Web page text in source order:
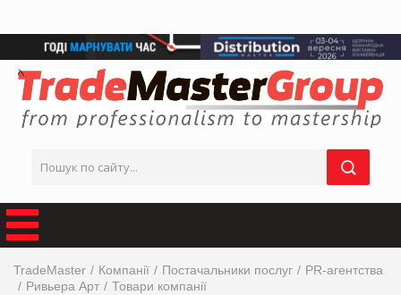
TradeMaster Компанії Постачальники послуг
PR-агентства
Ривьера Арт
Товари компанії